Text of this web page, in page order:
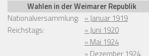
Wahlen in der Weimarer Republik
Nationalversammlung: » Januar 1919
Reichstags:
» Juni 1920
» Mai 1924